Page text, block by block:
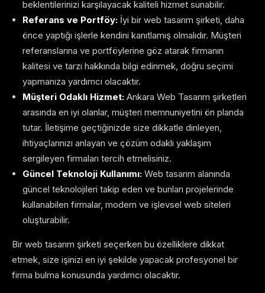
beklentilerinizi karşılayacak kaliteli hizmet sunabilir.
Referans ve Portföy: İyi bir web tasarım şirketi, daha
önce yaptığı işlerle kendini kanıtlamış olmalıdır. Müşteri
referanslarına ve portföylerine göz atarak firmanın
kalitesi ve tarzı hakkında bilgi edinmek, doğru seçimi
yapmanıza yardımcı olacaktır.
Müşteri Odaklı Hizmet: Ankara Web Tasarım şirketleri
arasında en iyi olanlar, müşteri memnuniyetini ön planda
tutar. İletişime geçtiğinizde size dikkatle dinleyen,
ihtiyaçlarınızı anlayan ve çözüm odaklı yaklaşım
sergileyen firmaları tercih etmelisiniz.
Güncel Teknoloji Kullanımı: Web tasarım alanında
güncel teknolojileri takip eden ve bunları projelerinde
kullanabilen firmalar, modern ve işlevsel web siteleri
oluşturabilir.
Bir web tasarım şirketi seçerken bu özelliklere dikkat
etmek, size işinizi en iyi şekilde yapacak profesyonel bir
firma bulma konusunda yardımcı olacaktır.